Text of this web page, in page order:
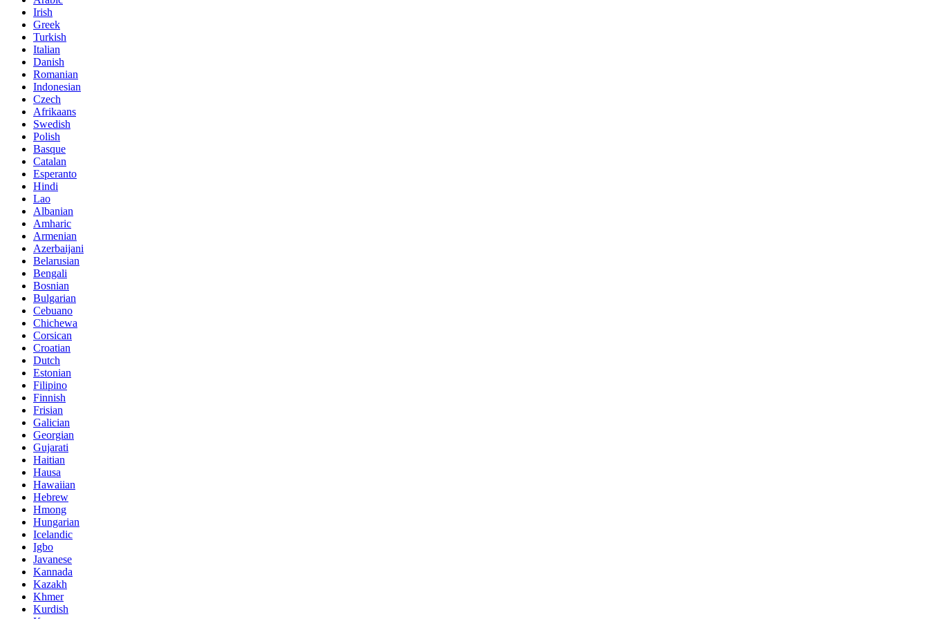
Irish
Greek
Turkish
Italian
Danish
Romanian
Indonesian
Czech
Afrikaans
Swedish
Polish
Basque
Catalan
Esperanto
Hindi
Lao
Albanian
Amharic
Armenian
Azerbaijani
Belarusian
Bengali
Bosnian
Bulgarian
Cebuano
Chichewa
Corsican
Croatian
Dutch
Estonian
Filipino
Finnish
Frisian
Galician
Georgian
Gujarati
Haitian
Hausa
Hawaiian
Hebrew
Hmong
Hungarian
Icelandic
Igbo
Javanese
Kannada
Kazakh
Khmer
Kurdish